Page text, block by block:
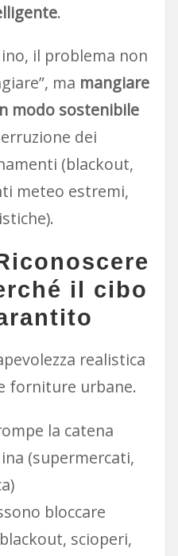
.
il problema non
ma mangiare
modo sostenibile
dei
(blackout,
meteo estremi,
il cibo
realistica
forniture urbane.
la catena
(supermercati,
bloccare
scioperi,